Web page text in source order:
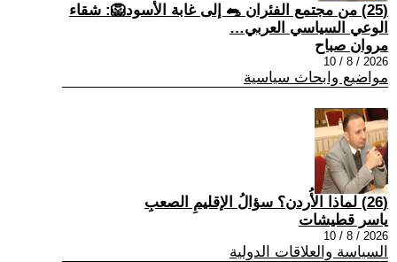
(25) من مجتمع الفئران 🐀 إلى غابة الأسود🦁: شقاء
الوعي السياسي العربي…
مروان صباح
2026 / 8 / 10
مواضيع وابحاث سياسية
(26) لماذا الأُردن؟ سؤالُ الإقليمِ الصعبِ
ياسر قطيشات
2026 / 8 / 10
السياسة والعلاقات الدولية